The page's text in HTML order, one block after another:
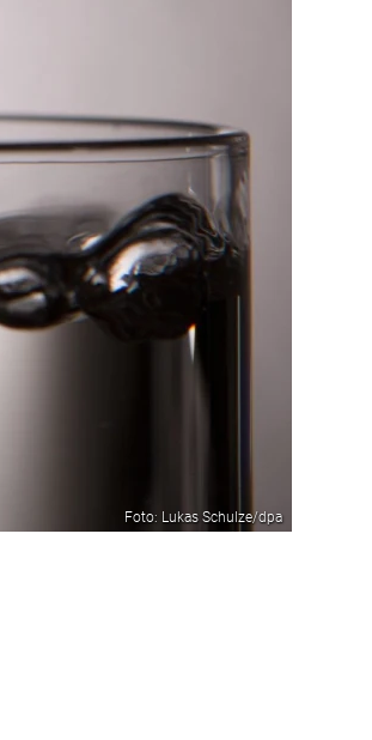
Foto: Lukas Schulze/dpa